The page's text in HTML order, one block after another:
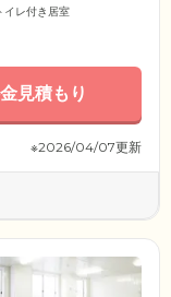
イレ付き居室
見積もり
※2026/04/07更新